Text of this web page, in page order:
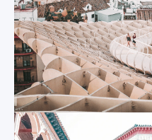
cathédrale, entourée
de 80 chapelles
latérales, est très
impressionnante. Et
le meilleur ? La
cathédrale de
Séville se trouve à
seulement 5 minutes